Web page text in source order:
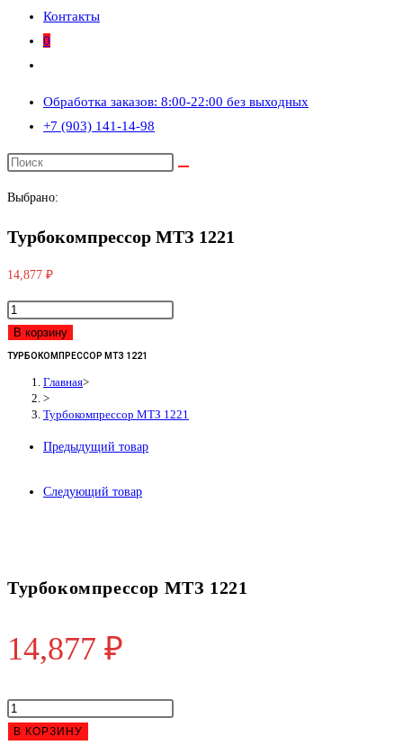
Контакты
0
по
веб-
сайту
Обработка заказов: 8:00-22:00 без выходных
+7 (903) 141-14-98
Выбрано:
Турбокомпрессор МТЗ 1221
14,877 ₽
Количество
товара
Турбокомпрессор
В корзину
ТУРБОКОМПРЕССОР МТЗ 1221
Главная>
>
Турбокомпрессор МТЗ 1221
Предыдущий товар
Следующий товар
Турбокомпрессор МТЗ 1221
14,877 ₽
Количество
товара
В КОРЗИНУ